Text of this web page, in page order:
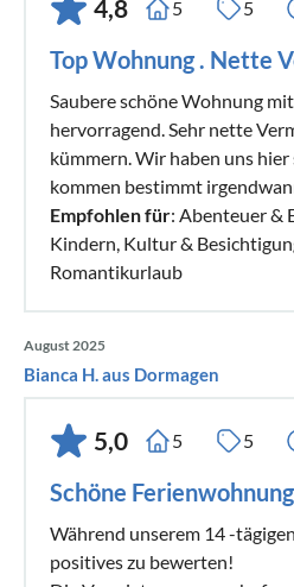
4,8 5 5
Top Wohnung . Nette
Saubere schöne Wohnung
hervorragend. Sehr nette
kümmern. Wir haben uns
kommen bestimmt
Empfohlen für: Abenteuer &
Kindern, Kultur &
Romantikurlaub
August 2025
Bianca H. aus Dormagen
5,0 5 5
Schöne
Während unserem 14 -
positives zu bewerten!